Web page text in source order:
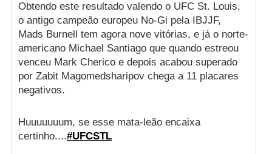
Obtendo este resultado valendo o UFC St. Louis,
o antigo campeão europeu No-Gi pela IBJJF,
Mads Burnell tem agora nove vitórias, e já o norte-
americano Michael Santiago que quando estreou
venceu Mark Cherico e depois acabou superado
por Zabit Magomedsharipov chega a 11 placares
negativos.
Huuuuuuum, se esse mata-leão encaixa
certinho....#UFCSTL